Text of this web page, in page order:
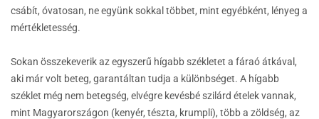
csábít, óvatosan, ne együnk sokkal többet, mint egyébként, lényeg a
mértékletesség.
Sokan összekeverik az egyszerű hígabb székletet a fáraó átkával,
aki már volt beteg, garantáltan tudja a különbséget. A hígabb
széklet még nem betegség, elvégre kevésbé szilárd ételek vannak,
mint Magyarországon (kenyér, tészta, krumpli), több a zöldség, az